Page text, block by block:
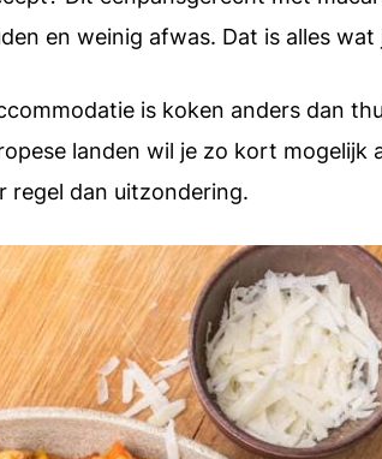
en weinig afwas. Dat is alles
is koken anders dan
landen wil je zo kort mogelijk
regel dan uitzondering.